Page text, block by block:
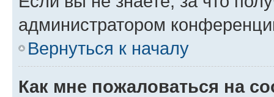
администратором
Вернуться к началу
Как мне пожаловаться на